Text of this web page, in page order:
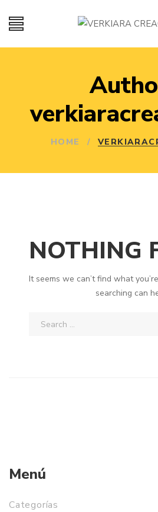
HOME /
NOTHING
It seems we can’t find what
searching can
Menú
Categorías